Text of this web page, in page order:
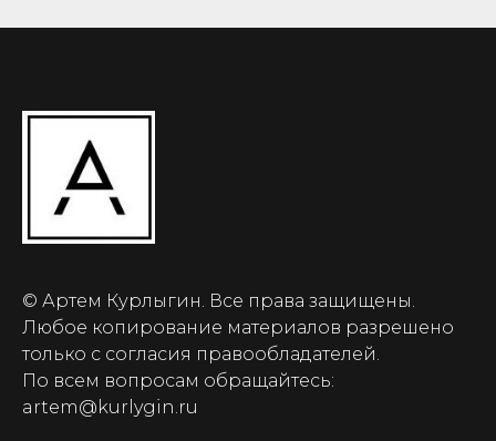
© Артем Курлыгин. Все права защищены.
Любое копирование материалов разрешено
только с согласия правообладателей.
По всем вопросам обращайтесь:
artem@kurlygin.ru